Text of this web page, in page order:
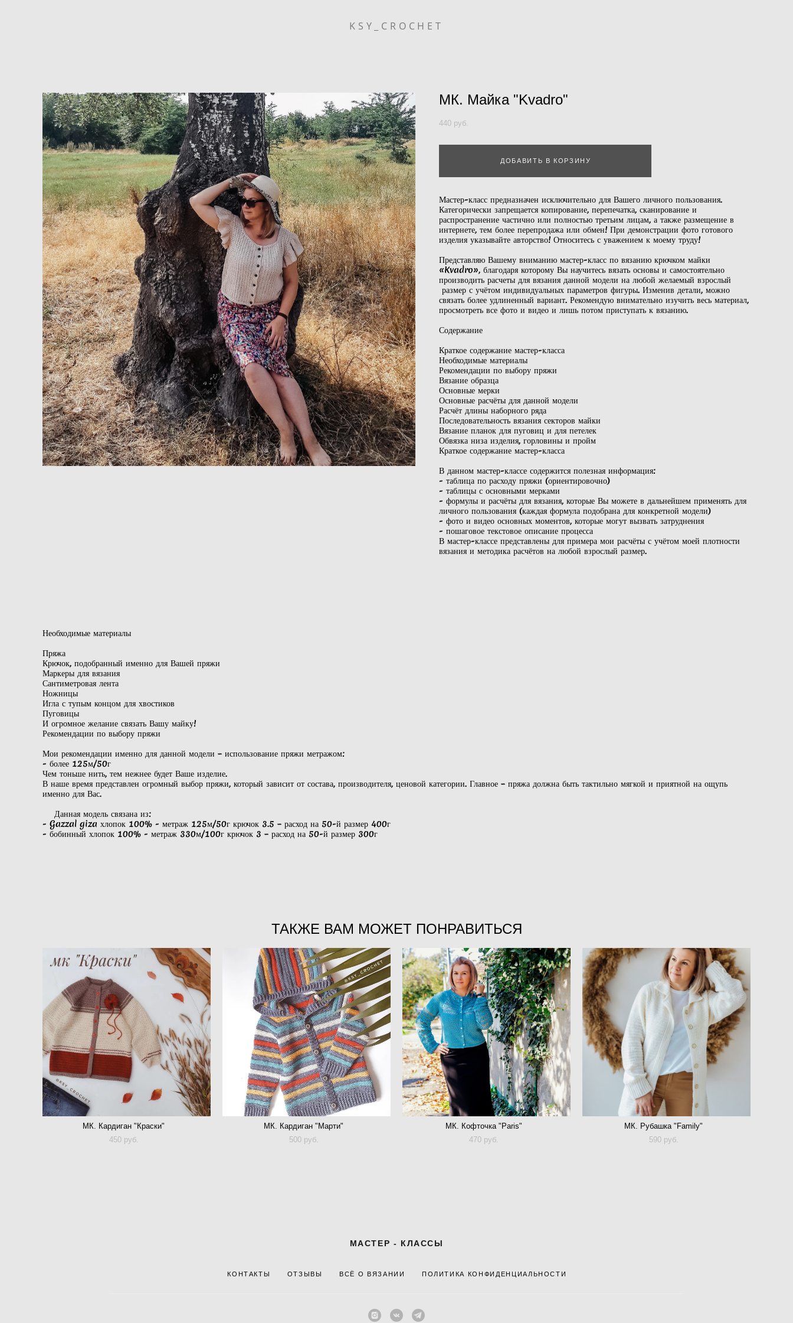
KSY_CROCHET
МК. Майка "Kvadro"
440 pуб.
ДОБАВИТЬ В КОРЗИНУ
Мастер-класс предназначен исключительно для Вашего личного пользования.
Категорически запрещается копирование, перепечатка, сканирование и
распространение частично или полностью третьим лицам, а также размещение в
интернете, тем более перепродажа или обмен! При демонстрации фото готового
изделия указывайте авторство! Относитесь с уважением к моему труду!
Представляю Вашему вниманию мастер-класс по вязанию крючком майки
«Kvadro», благодаря которому Вы научитесь вязать основы и самостоятельно
производить расчеты для вязания данной модели на любой желаемый взрослый
размер с учётом индивидуальных параметров фигуры. Изменив детали, можно
связать более удлиненный вариант. Рекомендую внимательно изучить весь материал,
просмотреть все фото и видео и лишь потом приступать к вязанию.
Содержание
Краткое содержание мастер-класса
Необходимые материалы
Рекомендации по выбору пряжи
Вязание образца
Основные мерки
Основные расчёты для данной модели
Расчёт длины наборного ряда
Последовательность вязания секторов майки
Вязание планок для пуговиц и для петелек
Обвязка низа изделия, горловины и пройм
Краткое содержание мастер-класса
В данном мастер-классе содержится полезная информация:
- таблица по расходу пряжи (ориентировочно)
- таблицы с основными мерками
- формулы и расчёты для вязания, которые Вы можете в дальнейшем применять для
личного пользования (каждая формула подобрана для конкретной модели)
- фото и видео основных моментов, которые могут вызвать затруднения
- пошаговое текстовое описание процесса
В мастер-классе представлены для примера мои расчёты с учётом моей плотности
вязания и методика расчётов на любой взрослый размер.
Необходимые материалы
Пряжа
Крючок, подобранный именно для Вашей пряжи
Маркеры для вязания
Сантиметровая лента
Ножницы
Игла с тупым концом для хвостиков
Пуговицы
И огромное желание связать Вашу майку!
Рекомендации по выбору пряжи
Мои рекомендации именно для данной модели – использование пряжи метражом:
- более 125м/50г
Чем тоньше нить, тем нежнее будет Ваше изделие.
В наше время представлен огромный выбор пряжи, который зависит от состава, производителя, ценовой категории. Главное – пряжа должна быть тактильно мягкой и приятной на ощупь
именно для Вас.
Данная модель связана из:
- Gazzal giza хлопок 100% - метраж 125м/50г крючок 3.5 – расход на 50-й размер 400г
- бобинный хлопок 100% - метраж 330м/100г крючок 3 – расход на 50-й размер 300г
ТАКЖЕ ВАМ МОЖЕТ ПОНРАВИТЬСЯ
МК. Кардиган "Краски"
450 pуб.
МК. Кардиган "Марти"
500 pуб.
МК. Кофточка "Paris"
470 pуб.
МК. Рубашка "Family"
590 pуб.
МАСТЕР - КЛАССЫ
КОНТАКТЫ ОТЗЫВЫ ВСЁ О ВЯЗАНИИ ПОЛИТИКА КОНФИДЕНЦИАЛЬНОСТИ